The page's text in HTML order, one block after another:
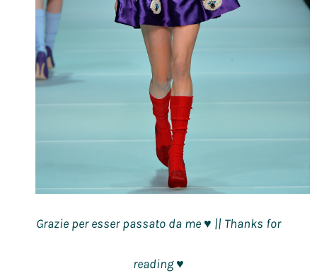
Grazie per esser passato da me ♥ || Thanks for
reading ♥